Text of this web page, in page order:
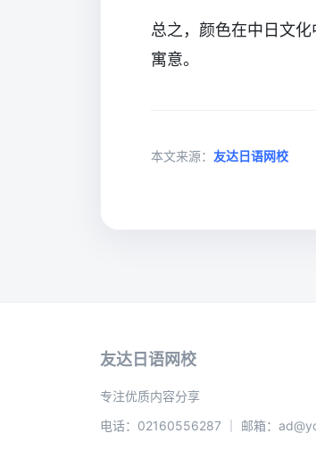
总之，颜色在中日文
寓意。
本文来源： 友达日语网校
友达日语网校
专注优质内容分享
电话：02160556287 ｜ 邮箱：